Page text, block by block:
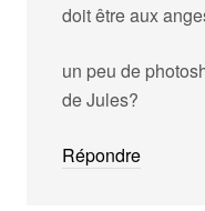
doit être aux
un peu de
de Jules?
Répondre